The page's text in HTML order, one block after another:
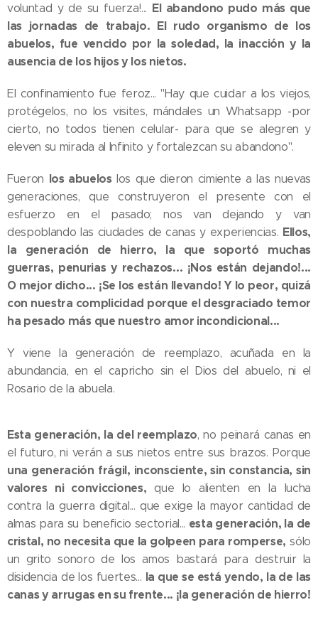
voluntad y de su fuerza!... El abandono pudo más que
las jornadas de trabajo. El rudo organismo de los
abuelos, fue vencido por la soledad, la inacción y la
ausencia de los hijos y los nietos.
El confinamiento fue feroz... "Hay que cuidar a los viejos,
protégelos, no los visites, mándales un Whatsapp -por
cierto, no todos tienen celular- para que se alegren y
eleven su mirada al Infinito y fortalezcan su abandono".
Fueron los abueloslos que dieron cimiente a las nuevas
generaciones, que construyeron el presente con el
esfuerzo en el pasado; nos van dejando y van
despoblando las ciudades de canas y experiencias. Ellos,
la generación de hierro, la que soportó muchas
guerras, penurias y rechazos... ¡Nos están dejando!...
O mejor dicho... ¡Se los están llevando! Y lo peor, quizá
con nuestra complicidad porque el desgraciado temor
ha pesado más que nuestro amor incondicional...
Y viene la generación de reemplazo, acuñada en la
abundancia, en el capricho sin el Dios del abuelo, ni el
Rosario de la abuela.
Esta generación, la del reemplazo, no peinará canas en
el futuro, ni verán a sus nietos entre sus brazos. Porque
una generación frágil, inconsciente, sin constancia, sin
valores ni convicciones, que lo alienten en la lucha
contra la guerra digital... que exige la mayor cantidad de
almas para su beneficio sectorial... esta generación, la de
cristal, no necesita que la golpeen para romperse, sólo
un grito sonoro de los amos bastará para destruir la
disidencia de los fuertes... la que se está yendo, la de las
canas y arrugas en su frente... ¡la generación de hierro!